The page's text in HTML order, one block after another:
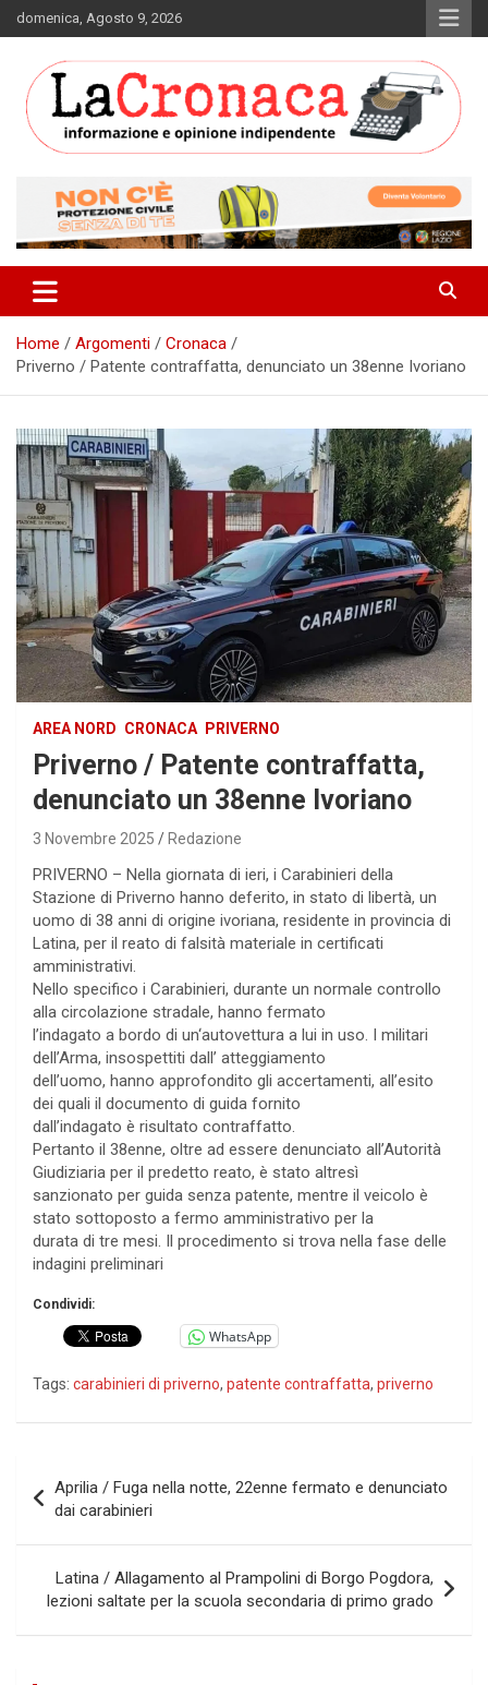
Skip
to
domenica, Agosto 9, 2026
La Cronaca Quotidiano
Home Argomenti
Cronaca
Priverno / Patente contraffatta, denunciato un 38enne Ivoriano
AREA NORD CRONACA PRIVERNO
Priverno / Patente contraffatta,
denunciato un 38enne Ivoriano
3 Novembre 2025 Redazione
PRIVERNO – Nella giornata di ieri, i Carabinieri della
Stazione di Priverno hanno deferito, in stato di libertà, un
uomo di 38 anni di origine ivoriana, residente in provincia di
Latina, per il reato di falsità materiale in certificati
amministrativi.
Nello specifico i Carabinieri, durante un normale controllo
alla circolazione stradale, hanno fermato
l’indagato a bordo di un‘autovettura a lui in uso. I militari
dell’Arma, insospettiti dall’ atteggiamento
dell’uomo, hanno approfondito gli accertamenti, all’esito
dei quali il documento di guida fornito
dall’indagato è risultato contraffatto.
Pertanto il 38enne, oltre ad essere denunciato all’Autorità
Giudiziaria per il predetto reato, è stato altresì
sanzionato per guida senza patente, mentre il veicolo è
stato sottoposto a fermo amministrativo per la
durata di tre mesi. Il procedimento si trova nella fase delle
indagini preliminari
Condividi:
WhatsApp
Tags: carabinieri di priverno, patente contraffatta, priverno
articoli
Aprilia / Fuga nella notte, 22enne fermato e denunciato
dai carabinieri
Latina / Allagamento al Prampolini di Borgo Pogdora,
lezioni saltate per la scuola secondaria di primo grado